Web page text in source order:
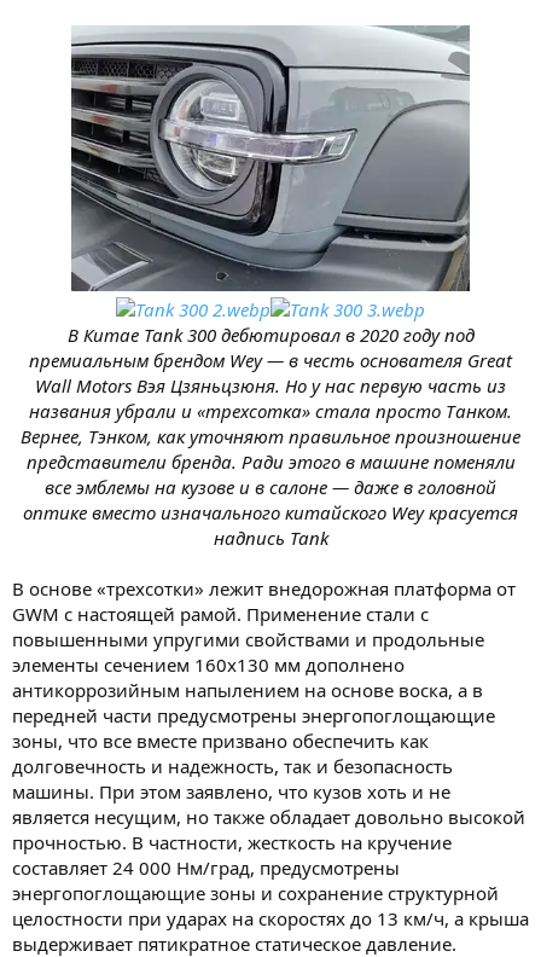
В Китае Tank 300 дебютировал в 2020 году под
премиальным брендом Wey — в честь основателя Great
Wall Motors Вэя Цзяньцзюня. Но у нас первую часть из
названия убрали и «трехсотка» стала просто Танком.
Вернее, Тэнком, как уточняют правильное произношение
представители бренда. Ради этого в машине поменяли
все эмблемы на кузове и в салоне — даже в головной
оптике вместо изначального китайского Wey красуется
надпись Tank
В основе «трехсотки» лежит внедорожная платформа от
GWM с настоящей рамой. Применение стали с
повышенными упругими свойствами и продольные
элементы сечением 160х130 мм дополнено
антикоррозийным напылением на основе воска, а в
передней части предусмотрены энергопоглощающие
зоны, что все вместе призвано обеспечить как
долговечность и надежность, так и безопасность
машины. При этом заявлено, что кузов хоть и не
является несущим, но также обладает довольно высокой
прочностью. В частности, жесткость на кручение
составляет 24 000 Нм/град, предусмотрены
энергопоглощающие зоны и сохранение структурной
целостности при ударах на скоростях до 13 км/ч, а крыша
выдерживает пятикратное статическое давление.